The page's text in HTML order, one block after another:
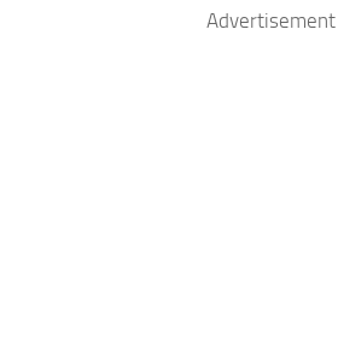
Advertisement